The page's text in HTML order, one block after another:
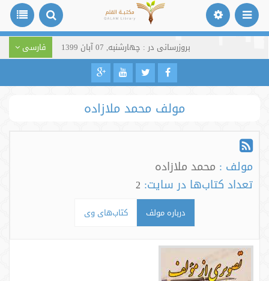
بروزرسانی در : چهارشنبه, 07 آبان 1399 فارسی
مولف محمد ملازاده
مولف : محمد ملازاده
تعداد کتاب‌ها در سایت: 2
درباره مولف کتاب‌های وی